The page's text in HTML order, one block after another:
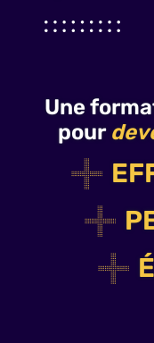
Une
pour